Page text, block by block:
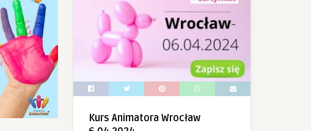
Kurs Animatora Wrocław